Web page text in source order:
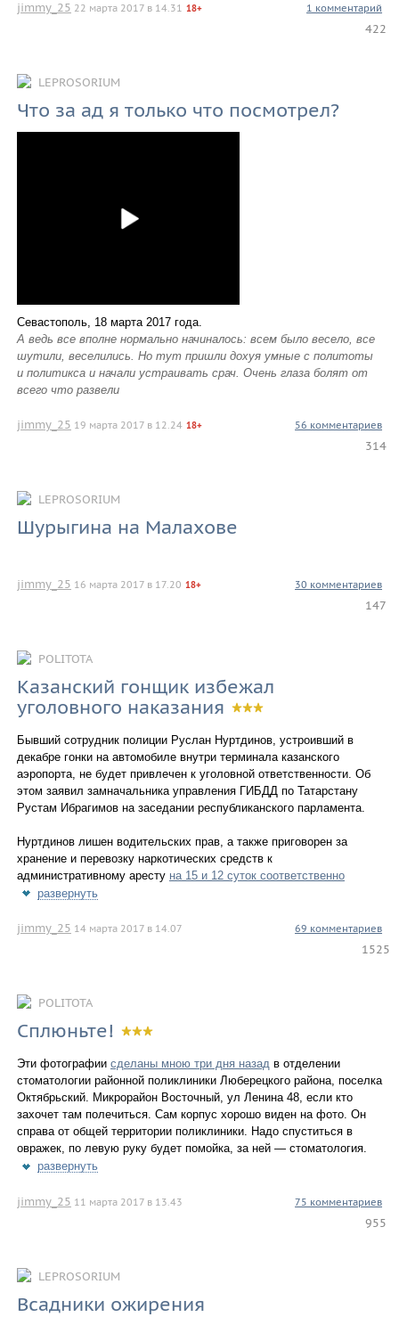
jimmy_25 22 марта 2017 в 14.31 18+ 1 комментарий
422
LEPROSORIUM
Что за ад я только что посмотрел?
Севастополь, 18 марта 2017 года.
А ведь все вполне нормально начиналось: всем было весело, все
шутили, веселились. Но тут пришли дохуя умные с политоты
и политикса и начали устраивать срач. Очень глаза болят от
всего что развели
jimmy_25 19 марта 2017 в 12.24 18+ 56 комментариев
314
LEPROSORIUM
Шурыгина на Малахове
jimmy_25 16 марта 2017 в 17.20 18+ 30 комментариев
147
POLITOTA
Казанский гонщик избежал
уголовного наказания
Бывший сотрудник полиции Руслан Нуртдинов, устроивший в
декабре гонки на автомобиле внутри терминала казанского
аэропорта, не будет привлечен к уголовной ответственности. Об
этом заявил замначальника управления ГИБДД по Татарстану
Рустам Ибрагимов на заседании республиканского парламента.
Нуртдинов лишен водительских прав, а также приговорен за
хранение и перевозку наркотических средств к
административному аресту на 15 и 12 суток соответственно
развернуть
jimmy_25 14 марта 2017 в 14.07 69 комментариев
1525
POLITOTA
Сплюньте!
Эти фотографии сделаны мною три дня назадв отделении
стоматологии районной поликлиники Люберецкого района, поселка
Октябрьский. Микрорайон Восточный, ул Ленина 48, если кто
захочет там полечиться. Сам корпус хорошо виден на фото. Он
справа от общей территории поликлиники. Надо спуститься в
овражек, по левую руку будет помойка, за ней — стоматология.
развернуть
jimmy_25 11 марта 2017 в 13.43 75 комментариев
955
LEPROSORIUM
Всадники ожирения